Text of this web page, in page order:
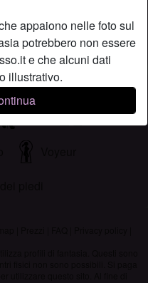
appaiono nelle foto sul
potrebbero non essere
e che alcuni dati
illustrativo.
non effettua indagini sui
che il sito Web non
delle
Medio-orientale
Pelle Anale